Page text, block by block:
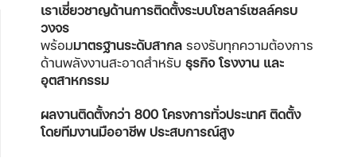
เราเชี่ยวชาญด้านการติดตั้งระบบโซลาร์เซลล์ครบ
วงจร
พร้อมมาตรฐานระดับสากล รองรับทุกความต้องการ
ด้านพลังงานสะอาดสำหรับ ธุรกิจ โรงงาน และ
อุตสาหกรรม
ผลงานติดตั้งกว่า 800 โครงการทั่วประเทศติดตั้ง
โดยทีมงานมืออาชีพ ประสบการณ์สูง